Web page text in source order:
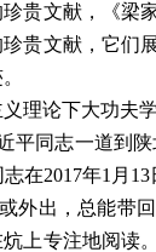
贵文献，《梁
贵文献，它们
义理论下大功夫
平同志一道到
在2017年1月
外出，总能带
上专注地阅读